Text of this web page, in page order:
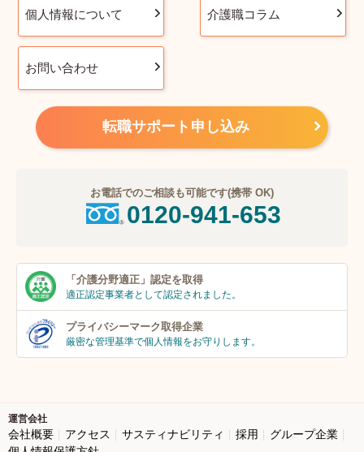
個人情報について 介護職コラム
お問い合わせ
転職サポート申し込み
お電話でのご相談も可能です(携帯 OK)
0120-941-653
「介護分野適正」 認定を取得
適正認定事業者として認定されました。
プライバシーマーク取得企業
厳密な管理基準で個人情報をお守りします。
運営会社
会社概要 アクセス サスティナビリティ 採用
グループ企業